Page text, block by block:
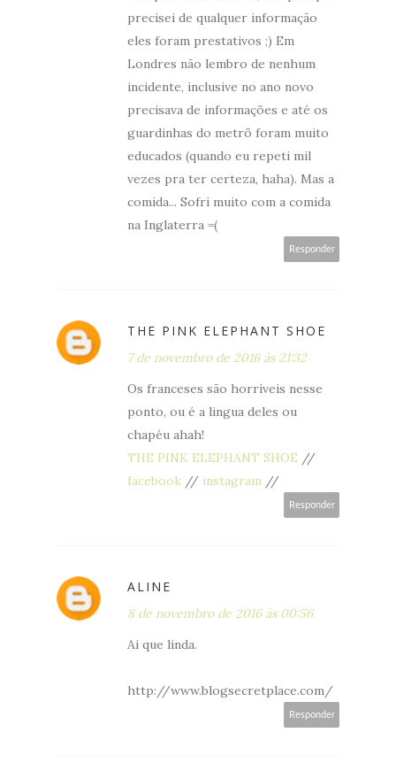
precisei de qualquer informação
eles foram prestativos ;) Em
Londres não lembro de nenhum
incidente, inclusive no ano novo
precisava de informações e até os
guardinhas do metrô foram muito
educados (quando eu repeti mil
vezes pra ter certeza, haha). Mas a
comida... Sofri muito com a comida
na Inglaterra =(
Responder
THE PINK ELEPHANT SHOE
7 de novembro de 2016 às 21:32
Os franceses são horríveis nesse
ponto, ou é a lingua deles ou
chapéu ahah!
THE PINK ELEPHANT SHOE //
facebook // instagram //
Responder
ALINE
8 de novembro de 2016 às 00:56
Ai que linda.
http://www.blogsecretplace.com/
Responder